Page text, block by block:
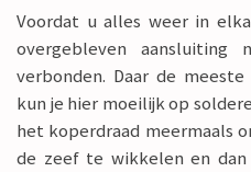
Voordat u alles weer in
overgebleven
verbonden. Daar de
kun je hier moeilijk op
het koperdraad meermaals
de zeef te wikkelen en